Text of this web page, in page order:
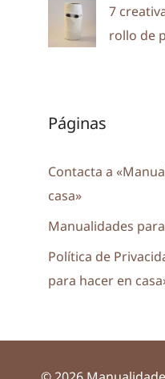
7
rollo de
Páginas
Contacta a
casa»
Manualidades
Política de
para hacer en